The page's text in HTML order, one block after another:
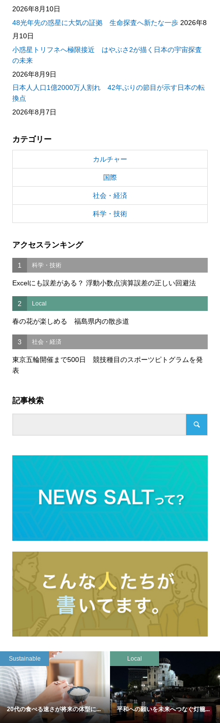
2026年8月10日
48光年先の惑星に大気の証拠 生命探査へ新たな一歩 2026年8
月10日
小惑星トリフネへ極限接近 はやぶさ2が描く日本の宇宙探査
の未来
2026年8月9日
日本人人口1億2000万人割れ 42年ぶりの節目が示す日本の転
換点
2026年8月7日
カテゴリー
カルチャー
国際
社会・経済
科学・技術
アクセスランキング
1 科学・技術
Excelにも誤差がある？ 浮動小数点演算誤差の正しい回避法
2 Local
春の花が楽しめる 福島県内の散歩道
3 社会・経済
東京五輪開催まで500日 競技種目のスポーツピトグラムを発
表
記事検索
Sustainable
20代の食べる速さが将来の体型に...
Local
平和への願いを未来へつなぐ灯籠...